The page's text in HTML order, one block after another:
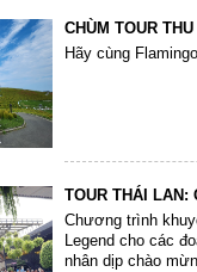
CHÙM TOUR
Hãy cùng
TOUR THÁI LAN:
Chương trình
Legend cho các
nhân dịp chào